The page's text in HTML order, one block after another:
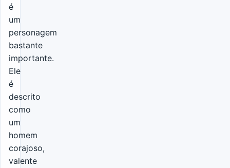
é
um
personagem
bastante
importante.
Ele
é
descrito
como
um
homem
corajoso,
valente